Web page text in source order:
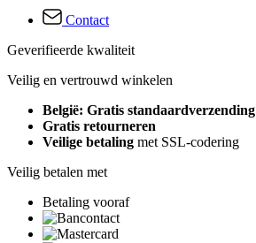
Contact
Geverifieerde kwaliteit
Veilig en vertrouwd winkelen
België: Gratis standaardverzending
Gratis retourneren
Veilige betaling met SSL-codering
Veilig betalen met
Betaling vooraf